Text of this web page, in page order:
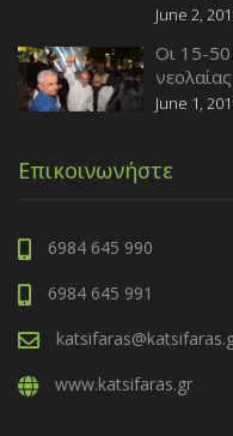
June 2,
Οι 15-
June 1,
Επικοινωνήστε
6984 645 990
6984 645 991
www.katsifaras.gr